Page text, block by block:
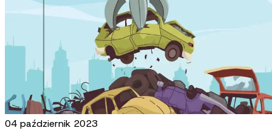
04 październik 2023